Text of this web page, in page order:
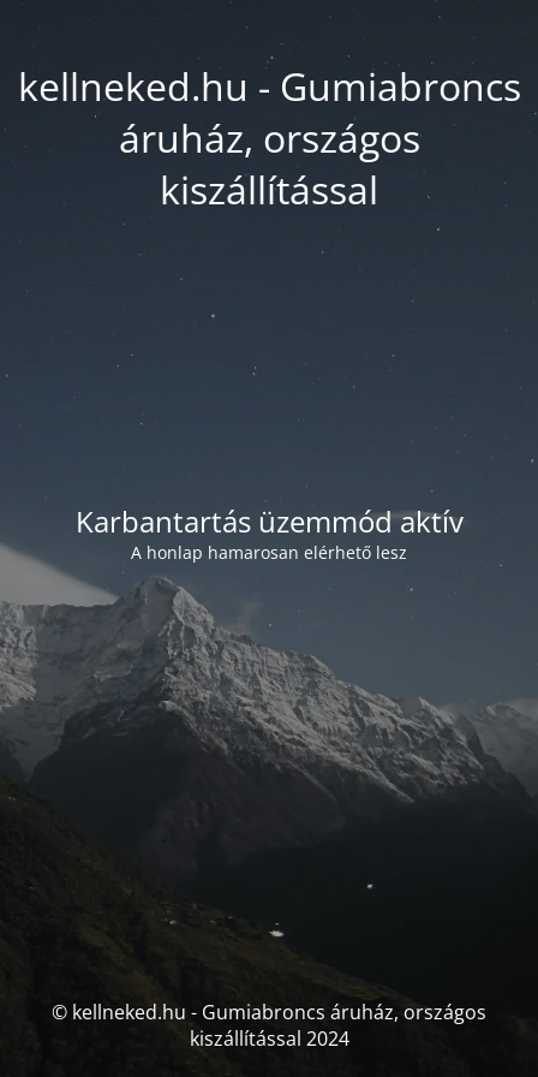
kellneked.hu - Gumiabroncs
áruház, országos
kiszállítással
Karbantartás üzemmód aktív
A honlap hamarosan elérhető lesz
© kellneked.hu - Gumiabroncs áruház, országos
kiszállítással 2024